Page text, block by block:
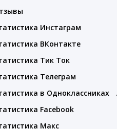
Инстаграм
ВКонтакте
Тик Ток
Телеграм
в Одноклассниках
Facebook
Макс